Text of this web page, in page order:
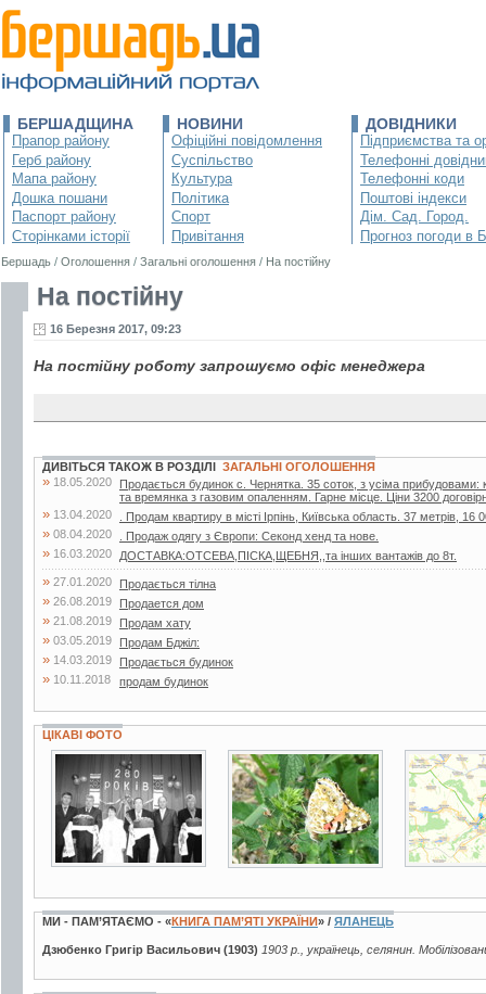
БЕРШАДЩИНА
Прапор району
Герб району
Мапа району
Дошка пошани
Паспорт району
Сторінками історії
НОВИНИ
Офіційні повідомлення
Суспільство
Культура
Політика
Спорт
Привітання
ДОВІДНИКИ
Підприємства та
Телефонні
Телефонні коди
Поштові індекси
Дім. Сад. Город.
Прогноз погоди в
Бершадь / Оголошення / Загальні оголошення / На постійну
На постійну
16 Березня 2017, 09:23
На постійну роботу запрошуємо офіс менеджера
ДИВІТЬСЯ ТАКОЖ В РОЗДІЛІ ЗАГАЛЬНІ ОГОЛОШЕННЯ
» 18.05.2020
Продається будинок с. Чернятка. 35 соток, з усіма прибудовами:
та времянка з газовим опаленням. Гарне місце. Ціни 3200
» 13.04.2020 . Продам квартиру в місті Ірпінь, Київська область. 37 метрів, 16
» 08.04.2020 . Продаж одягу з Європи: Секонд хенд та нове.
» 16.03.2020 ДОСТАВКА:ОТСЕВА,ПІСКА,ЩЕБНЯ,,та інших вантажів до 8т.
» 27.01.2020 Продається тілна
» 26.08.2019 Продается дом
» 21.08.2019 Продам хату
» 03.05.2019 Продам Бджiл:
» 14.03.2019 Продається будинок
» 10.11.2018 продам будинок
ЦІКАВІ ФОТО
3 фото 3 фото
МИ - ПАМ’ЯТАЄМО - «КНИГА ПАМ’ЯТІ УКРАЇНИ» / ЯЛАНЕЦЬ
Дзюбенко Григір Васильович (1903) 1903 р., українець, селянин.